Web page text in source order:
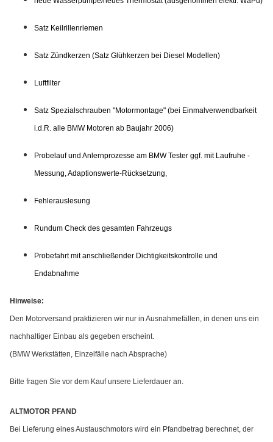
Satz Keilrillenriemen
Satz Zündkerzen (Satz Glühkerzen bei Diesel Modellen)
Luftfilter
Satz Spezialschrauben "Motormontage" (bei Einmalverwendbarkeit
i.d.R. alle BMW Motoren ab Baujahr 2006)
Probelauf und Anlernprozesse am BMW Tester ggf. mit Laufruhe -
Messung, Adaptionswerte-Rücksetzung,
Fehlerauslesung
Rundum Check des gesamten Fahrzeugs
Probefahrt mit anschließender Dichtigkeitskontrolle und
Endabnahme
Hinweise:
Den Motorversand praktizieren wir nur in Ausnahmefällen, in denen uns ein
nachhaltiger Einbau als gegeben erscheint.
(BMW Werkstätten, Einzelfälle nach Absprache)
Bitte fragen Sie vor dem Kauf unsere Lieferdauer an.
ALTMOTOR PFAND
Bei Lieferung eines Austauschmotors wird ein Pfandbetrag berechnet, der